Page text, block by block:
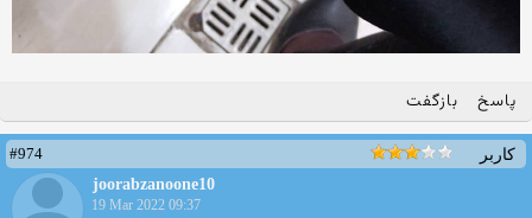
پاسخ بازگفت
کاربر
#974
joorabzanoone10
19 Mar 2022 09:37